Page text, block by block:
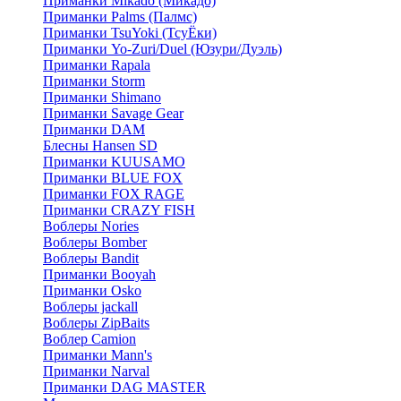
Приманки Palms (Палмс)
Приманки TsuYoki (ТсуЁки)
Приманки Yo-Zuri/Duel (Юзури/Дуэль)
Приманки Rapala
Приманки Storm
Приманки Shimano
Приманки Savage Gear
Приманки DAM
Блесны Hansen SD
Приманки KUUSAMO
Приманки BLUE FOX
Приманки FOX RAGE
Приманки CRAZY FISH
Воблеры Nories
Воблеры Bomber
Воблеры Bandit
Приманки Booyah
Приманки Osko
Воблеры jackall
Воблеры ZipBaits
Воблер Camion
Приманки Mann's
Приманки Narval
Приманки DAG MASTER